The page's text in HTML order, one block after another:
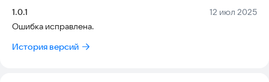
Версия:
1.0.1 Дата:
12 июл 2025
Ошибка исправлена.
История версий